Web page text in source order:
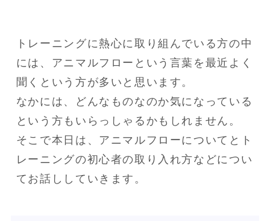
トレーニングに熱心に取り組んでいる方の中
には、アニマルフローという言葉を最近よく
聞くという方が多いと思います。
なかには、どんなものなのか気になっている
という方もいらっしゃるかもしれません。
そこで本日は、アニマルフローについてとト
レーニングの初心者の取り入れ方などについ
てお話ししていきます。